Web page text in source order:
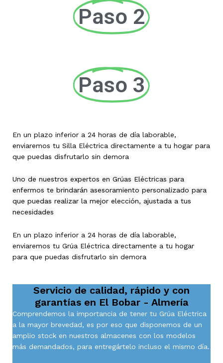
Paso 2
Paso 3
En un plazo inferior a 24 horas de día laborable,
enviaremos tu Silla Eléctrica directamente a tu hogar para
que puedas disfrutarlo sin demora
Uno de nuestros expertos en Grúas Eléctricas para
enfermos te brindarán asesoramiento personalizado para
que puedas realizar la mejor elección, ajustada a tus
necesidades
En un plazo inferior a 24 horas de día laborable,
enviaremos tu Grúa Eléctrica directamente a tu hogar
para que puedas disfrutarlo sin demora
Servicio de calidad, rápido y con
garantías en El Bobar - Almería
Comprendemos la importancia de tener tu Grúa Eléctrica
a la mayor brevedad, es por eso que disponemos de un
amplio stock en nuestros almacenes con los modelos
más demandados, para entregártelo incluso el mismo día.